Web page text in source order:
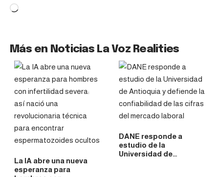
Más en Noticias La Voz Realities
La IA abre una nueva
esperanza para
DANE responde a
estudio de la
Universidad de…